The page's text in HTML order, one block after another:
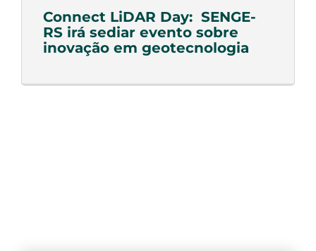
Connect LiDAR Day: SENGE-
RS irá sediar evento sobre
inovação em geotecnologia